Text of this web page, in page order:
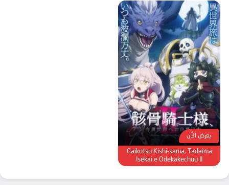
يعرض الأن
Gaikotsu Kishi-sama, Tadaima
Isekai e Odekakechuu II